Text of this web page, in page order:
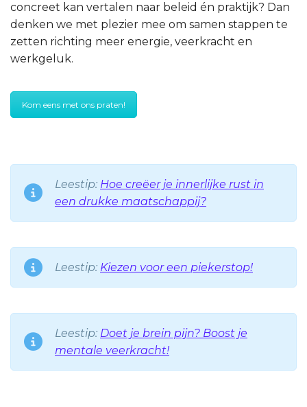
concreet kan vertalen naar beleid én praktijk? Dan
denken we met plezier mee om samen stappen te
zetten richting meer energie, veerkracht en
werkgeluk.
Kom eens met ons praten!
Leestip: Hoe creëer je innerlijke rust in
een drukke maatschappij?
Leestip: Kiezen voor een piekerstop!
Leestip: Doet je brein pijn? Boost je
mentale veerkracht!